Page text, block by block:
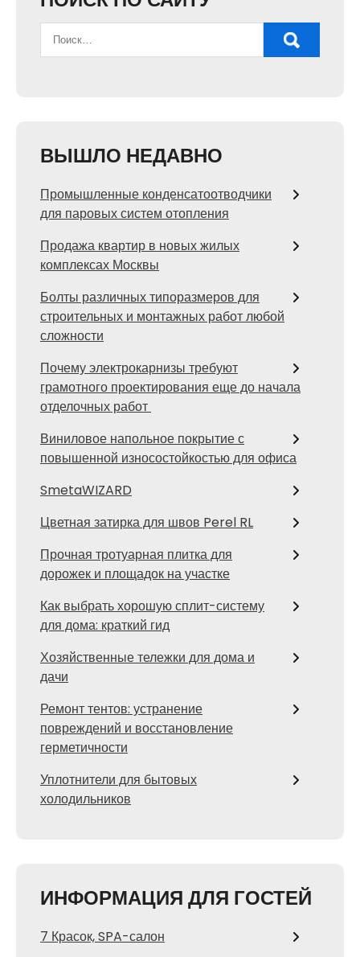
ВЫШЛО НЕДАВНО
Промышленные конденсатоотводчики
для паровых систем отопления
Продажа квартир в новых жилых
комплексах Москвы
Болты различных типоразмеров для
строительных и монтажных работ любой
сложности
Почему электрокарнизы требуют
грамотного проектирования еще до начала
отделочных работ
Виниловое напольное покрытие с
повышенной износостойкостью для офиса
SmetaWIZARD
Цветная затирка для швов Perel RL
Прочная тротуарная плитка для
дорожек и площадок на участке
Как выбрать хорошую сплит-систему
для дома: краткий гид
Хозяйственные тележки для дома и
дачи
Ремонт тентов: устранение
повреждений и восстановление
герметичности
Уплотнители для бытовых
холодильников
ИНФОРМАЦИЯ ДЛЯ ГОСТЕЙ
7 Красок, SPA-салон